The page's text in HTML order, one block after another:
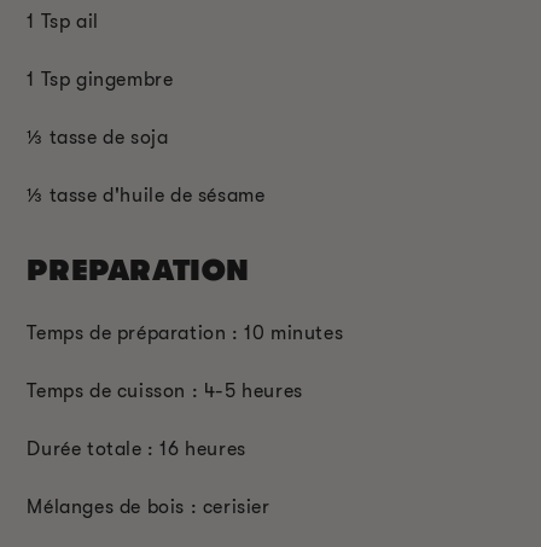
1 Tsp ail
1 Tsp gingembre
⅓ tasse de soja
⅓ tasse d'huile de sésame
PREPARATION
Temps de préparation : 10 minutes
Temps de cuisson : 4-5 heures
Durée totale : 16 heures
Mélanges de bois : cerisier